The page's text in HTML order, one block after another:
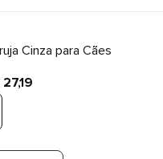
Cinza para Cães
27,19